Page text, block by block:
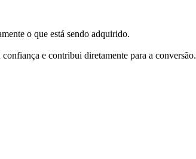
o que está sendo adquirido.
e contribui diretamente para a conversão.